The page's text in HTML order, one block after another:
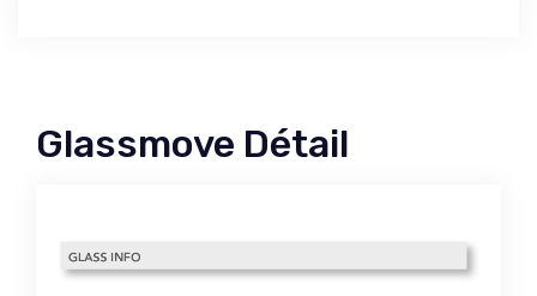
Glassmove Détail